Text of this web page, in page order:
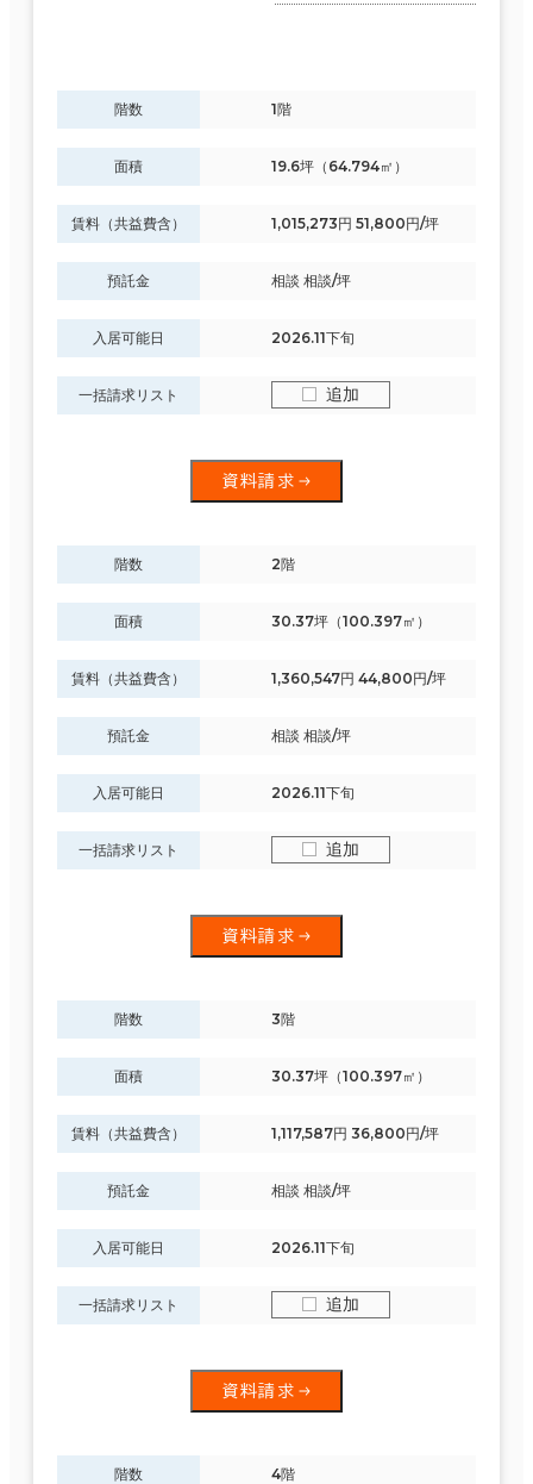
階数 1階
面積 19.6坪（64.794㎡）
賃料（共益費含） 1,015,273円 51,800円/坪
預託金 相談 相談/坪
入居可能日 2026.11下旬
一括請求リスト 追加
資料請求
階数 2階
面積 30.37坪（100.397㎡）
賃料（共益費含） 1,360,547円 44,800円/坪
預託金 相談 相談/坪
入居可能日 2026.11下旬
一括請求リスト 追加
資料請求
階数 3階
面積 30.37坪（100.397㎡）
賃料（共益費含） 1,117,587円 36,800円/坪
預託金 相談 相談/坪
入居可能日 2026.11下旬
一括請求リスト 追加
資料請求
階数 4階
建築中
階数
1階
制震・免震構造
駐車場設備あり
1フロア面積100坪以上
302室
(104棟)
この条件で検索する